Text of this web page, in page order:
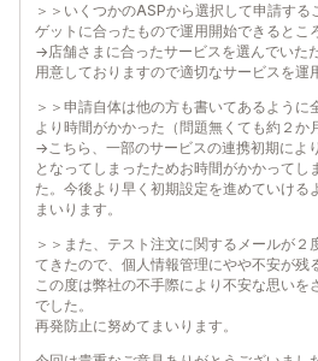
＞＞いくつかのASPから選択して申請す
ゲットに合ったもので運用開始できるとこ
→店舗さまに合ったサービスを選んでいた
用意しておりますので適切なサービスを運
＞＞申請自体は他の方も書いてあるように
より時間がかかった（問題無くても約２か
→こちら、一部のサービスの連携初期によ
となってしまったためお時間がかかってし
た。今後より早く初期設定を進めていける
まいります。
＞＞また、テスト注文に関するメールが
てきたので、個人情報管理にやや不安が残
この度は弊社の不手際により不安な思いを
でした。
再発防止に努めてまいります。